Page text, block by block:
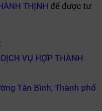
THỊNH để được tư
VỤ HỢP THÀNH
Tân Bình, Thành phố